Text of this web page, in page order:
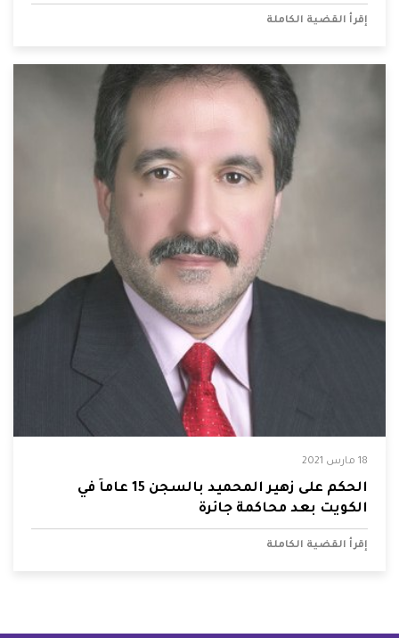
إقرأ القضية الكاملة
18 مارس 2021
الحكم على زهير المحميد بالسجن 15 عاماً في
الكويت بعد محاكمة جائرة
إقرأ القضية الكاملة